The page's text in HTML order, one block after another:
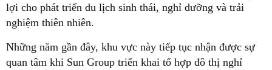
lợi cho phát triển du lịch sinh thái, nghỉ dưỡng và trải
nghiệm thiên nhiên.
Những năm gần đây, khu vực này tiếp tục nhận được sự
quan tâm khi Sun Group triển khai tổ hợp đô thị nghỉ